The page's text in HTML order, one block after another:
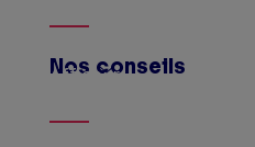
Nos conseils
Afficher